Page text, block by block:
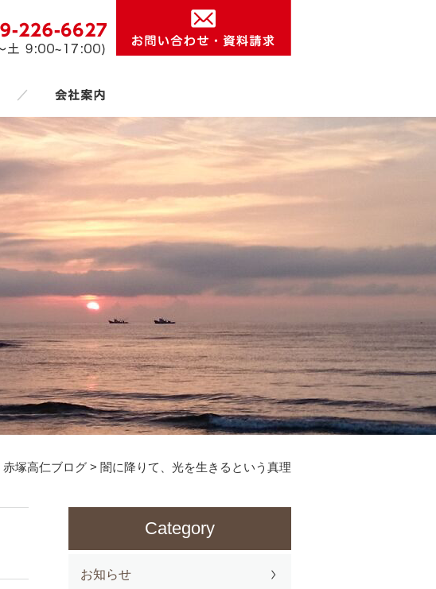
／
赤塚高仁ブログ > 闇に降りて、光を生きるという真理
Category
お知らせ